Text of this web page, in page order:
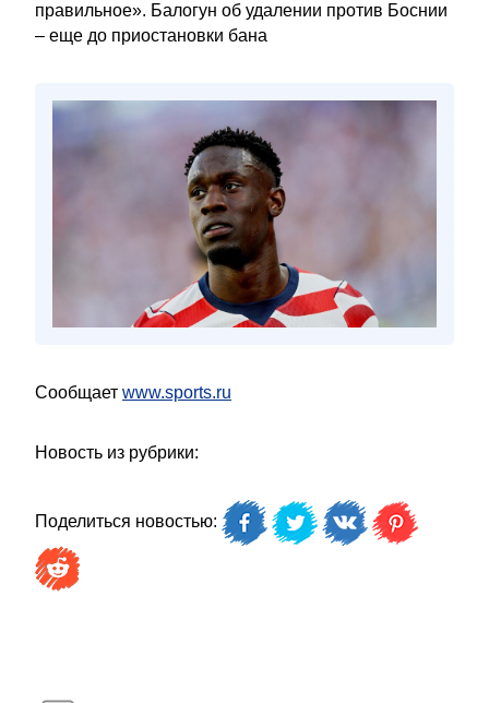
правильное». Балогун об удалении против Боснии
– еще до приостановки бана
Сообщает www.sports.ru
Новость из рубрики:
Поделиться новостью: